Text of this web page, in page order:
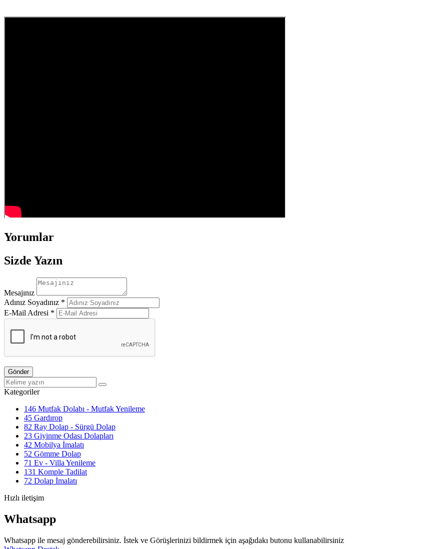
Yorumlar
Sizde Yazın
Mesajınız
Adınız Soyadınız *
E-Mail Adresi *
Gönder
Kategoriler
146 Mutfak Dolabı - Mutfak Yenileme
45 Gardırop
82 Ray Dolap - Sürgü Dolap
23 Giyinme Odası Dolapları
42 Mobilya İmalatı
52 Gömme Dolap
71 Ev - Villa Yenileme
131 Komple Tadilat
72 Dolap İmalatı
Hızlı iletişim
Whatsapp
Whatsapp ile mesaj gönderebilirsiniz. İstek ve Görüşlerinizi bildirmek için aşağıdakı butonu kullanabilirsiniz